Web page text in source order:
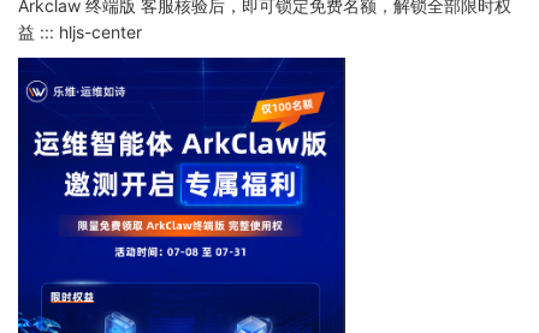
Arkclaw 终端版 客服核验后，即可锁定免费名额，解锁全部限时权
益 ::: hljs-center